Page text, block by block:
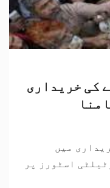
کی خریداری
میں
اسٹورز پر